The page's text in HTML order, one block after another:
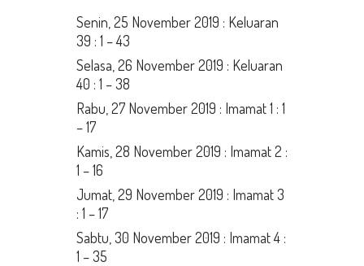
Senin, 25 November 2019 : Keluaran
39 : 1 – 43
Selasa, 26 November 2019 : Keluaran
40 : 1 – 38
Rabu, 27 November 2019 : Imamat 1 : 1
– 17
Kamis, 28 November 2019 : Imamat 2 :
1 – 16
Jumat, 29 November 2019 : Imamat 3
: 1 – 17
Sabtu, 30 November 2019 : Imamat 4 :
1 – 35